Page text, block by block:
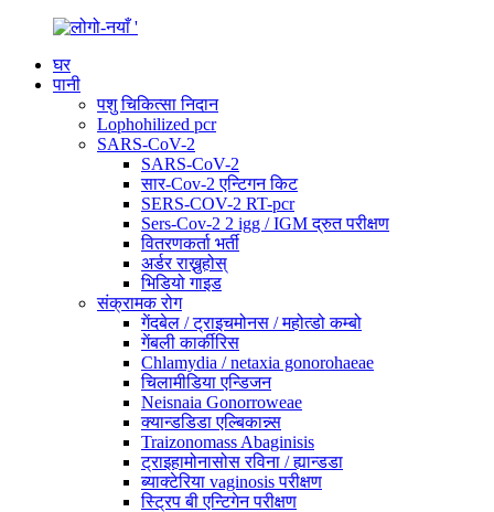
घर
पानी
पशु चिकित्सा निदान
Lophohilized pcr
SARS-CoV-2
SARS-CoV-2
सार-Cov-2 एन्टिगन किट
SERS-COV-2 RT-pcr
Sers-Cov-2 2 igg / IGM द्रुत परीक्षण
वितरणकर्ता भर्ती
अर्डर राख्नुहोस्
भिडियो गाइड
संक्रामक रोग
गेंदबेल / ट्राइचमोनस / महोत्डो कम्बो
गेंबली कार्कीरिस
Chlamydia / netaxia gonorohaeae
चिलामीडिया एन्डिजन
Neisnaia Gonorroweae
क्यान्डडिडा एल्बिकान्न्स
Traizonomass Abaginisis
ट्राइहामोनासोस रविना / ह्यान्डडा
ब्याक्टेरिया vaginosis परीक्षण
स्ट्रिप बी एन्टिगेन परीक्षण